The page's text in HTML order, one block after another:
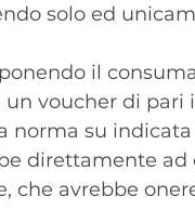
solo ed
il
voucher di pari
su indicata
direttamente ad
che avrebbe